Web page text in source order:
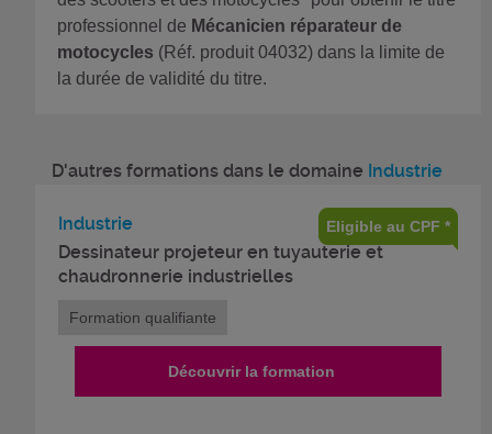
professionnel de Mécanicien réparateur de
motocycles (Réf. produit 04032) dans la limite de
la durée de validité du titre.
D'autres formations dans le domaine Industrie
Industrie
Dessinateur projeteur en tuyauterie et
chaudronnerie industrielles
Eligible au CPF *
Formation qualifiante
Découvrir la formation